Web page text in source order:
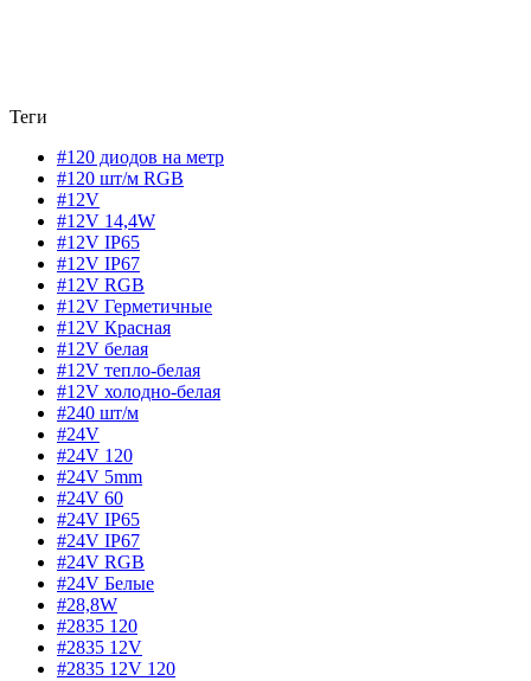
Теги
#120 диодов на метр
#120 шт/м RGB
#12V
#12V 14,4W
#12V IP65
#12V IP67
#12V RGB
#12V Герметичные
#12V Красная
#12V белая
#12V тепло-белая
#12V холодно-белая
#240 шт/м
#24V
#24V 120
#24V 5mm
#24V 60
#24V IP65
#24V IP67
#24V RGB
#24V Белые
#28,8W
#2835 120
#2835 12V
#2835 12V 120